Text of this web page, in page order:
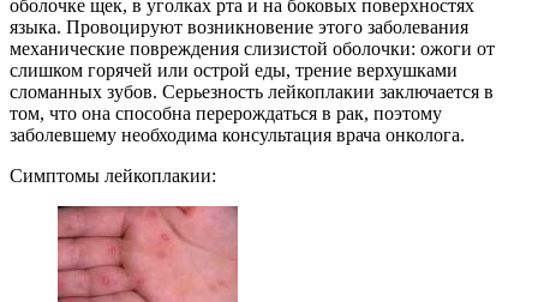
оболочке щек, в уголках рта и на боковых поверхностях
языка. Провоцируют возникновение этого заболевания
механические повреждения слизистой оболочки: ожоги от
слишком горячей или острой еды, трение верхушками
сломанных зубов. Серьезность лейкоплакии заключается в
том, что она способна перерождаться в рак, поэтому
заболевшему необходима консультация врача онколога.
Симптомы лейкоплакии: